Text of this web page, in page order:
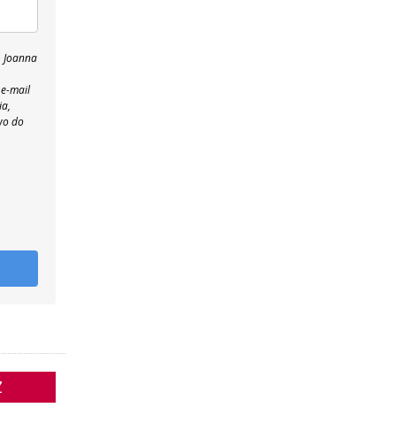
mail
do